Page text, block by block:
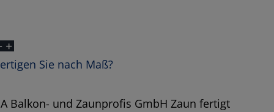
Sie nach Maß?
Balkon- und Zaunprofis GmbH Zaun fertigt